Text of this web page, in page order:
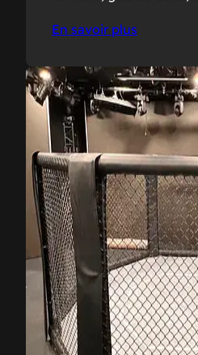
En savoir plus